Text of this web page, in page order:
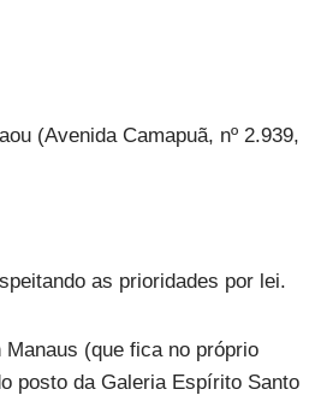
(Avenida Camapuã, nº 2.939,
as prioridades por lei.
(que fica no próprio
posto da Galeria Espírito Santo